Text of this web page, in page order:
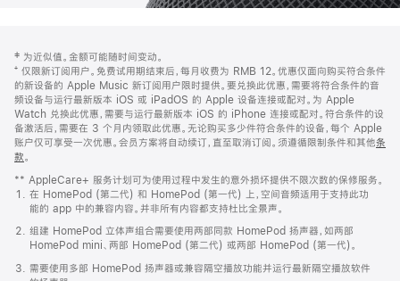
页
页
脚
注
‡ 为近似值。金额可能随时间变动。
⁺ 仅限新订阅用户。免费试用期结束后，每月收费为 RMB 12。优惠仅面向购买符合条件
的新设备的 Apple Music 新订阅用户限时提供。要兑换此优惠，需要将符合条件的音
频设备与运行最新版本 iOS 或 iPadOS 的 Apple 设备连接或配对。为 Apple
Watch 兑换此优惠，需要与运行最新版本 iOS 的 iPhone 连接或配对。符合条件的设
备激活后，需要在 3 个月内领取此优惠。无论购买多少件符合条件的设备，每个 Apple
账户仅可享受一次优惠。会员方案将自动续订，直至取消订阅。须遵循限制条件和其他条
款。
窗
口
中
打
开)
** AppleCare+ 服务计划可为使用过程中发生的意外损坏提供不限次数的保修服务。
在 HomePod (第二代) 和 HomePod (第一代) 上，空间音频适用于支持此功
能的 app 中的兼容内容。并非所有内容都支持杜比全景声。
组建 HomePod 立体声组合需要使用两部同款 HomePod 扬声器，如两部
HomePod mini、两部 HomePod (第二代) 或两部 HomePod (第一代)。
需要使用多部 HomePod 扬声器或兼容隔空播放功能并运行最新隔空播放软件